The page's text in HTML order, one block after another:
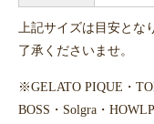
上記サイズは目安とな
了承くださいませ。
※GELATO PIQUE・
BOSS・Solgra・